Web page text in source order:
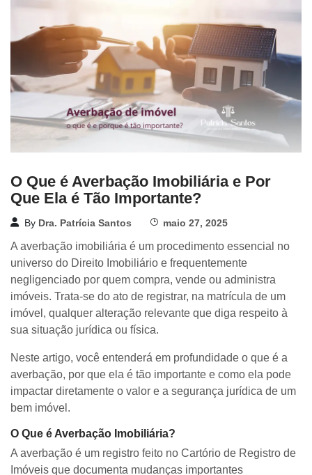
O Que é Averbação Imobiliária e Por
Que Ela é Tão Importante?
By Dra. Patrícia Santos maio 27, 2025
A averbação imobiliária é um procedimento essencial no
universo do Direito Imobiliário e frequentemente
negligenciado por quem compra, vende ou administra
imóveis. Trata-se do ato de registrar, na matrícula de um
imóvel, qualquer alteração relevante que diga respeito à
sua situação jurídica ou física.
Neste artigo, você entenderá em profundidade o que é a
averbação, por que ela é tão importante e como ela pode
impactar diretamente o valor e a segurança jurídica de um
bem imóvel.
O Que é Averbação Imobiliária?
A averbação é um registro feito no Cartório de Registro de
Imóveis que documenta mudanças importantes